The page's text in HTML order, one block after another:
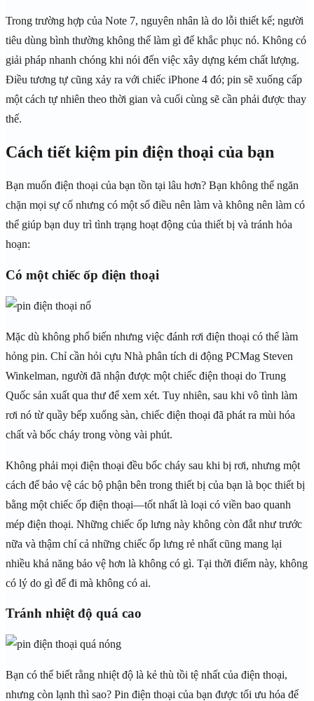
Trong trường hợp của Note 7, nguyên nhân là do lỗi thiết kế; người
tiêu dùng bình thường không thể làm gì để khắc phục nó. Không có
giải pháp nhanh chóng khi nói đến việc xây dựng kém chất lượng.
Điều tương tự cũng xảy ra với chiếc iPhone 4 đó; pin sẽ xuống cấp
một cách tự nhiên theo thời gian và cuối cùng sẽ cần phải được thay
thế.
Cách tiết kiệm pin điện thoại của bạn
Bạn muốn điện thoại của bạn tồn tại lâu hơn? Bạn không thể ngăn
chặn mọi sự cố nhưng có một số điều nên làm và không nên làm có
thể giúp bạn duy trì tình trạng hoạt động của thiết bị và tránh hỏa
hoạn:
Có một chiếc ốp điện thoại
Mặc dù không phổ biến nhưng việc đánh rơi điện thoại có thể làm
hỏng pin. Chỉ cần hỏi cựu Nhà phân tích di động PCMag Steven
Winkelman, người đã nhận được một chiếc điện thoại do Trung
Quốc sản xuất qua thư để xem xét. Tuy nhiên, sau khi vô tình làm
rơi nó từ quầy bếp xuống sàn, chiếc điện thoại đã phát ra mùi hóa
chất và bốc cháy trong vòng vài phút.
Không phải mọi điện thoại đều bốc cháy sau khi bị rơi, nhưng một
cách để bảo vệ các bộ phận bên trong thiết bị của bạn là bọc thiết bị
bằng một chiếc ốp điện thoại—tốt nhất là loại có viền bao quanh
mép điện thoại. Những chiếc ốp lưng này không còn đắt như trước
nữa và thậm chí cả những chiếc ốp lưng rẻ nhất cũng mang lại
nhiều khả năng bảo vệ hơn là không có gì. Tại thời điểm này, không
có lý do gì để đi mà không có ai.
Tránh nhiệt độ quá cao
Bạn có thể biết rằng nhiệt độ là kẻ thù tồi tệ nhất của điện thoại,
nhưng còn lạnh thì sao? Pin điện thoại của bạn được tối ưu hóa để